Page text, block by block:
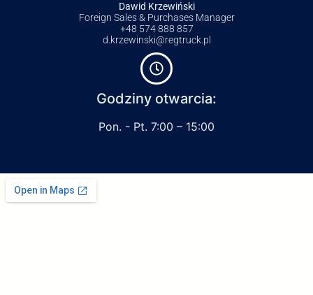
Dawid Krzewiński
Foreign Sales & Purchases Manager
+48 574 888 857
d.krzewinski@regtruck.pl
Godziny otwarcia:
Pon. - Pt. 7:00 – 15:00